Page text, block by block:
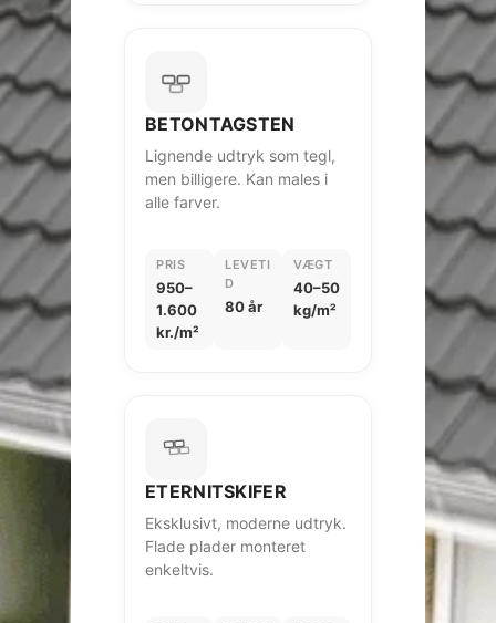
BETONTAGSTEN
Lignende udtryk som tegl,
men billigere. Kan males i
alle farver.
PRIS
950–
1.600
kr./m²
LEVETI
D
80 år
VÆGT
40–50
kg/m²
ETERNITSKIFER
Eksklusivt, moderne udtryk.
Flade plader monteret
enkeltvis.